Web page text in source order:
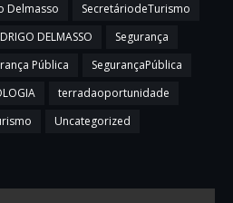
Delmasso
SecretáriodeTurismo
DELMASSO
Segurança
Pública
SegurançaPública
terradaoportunidade
Uncategorized